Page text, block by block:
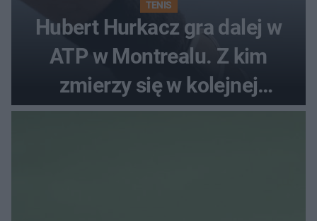
TENIS
Hubert Hurkacz gra dalej w
ATP w Montrealu. Z kim
zmierzy się w kolejnej
rundzie?